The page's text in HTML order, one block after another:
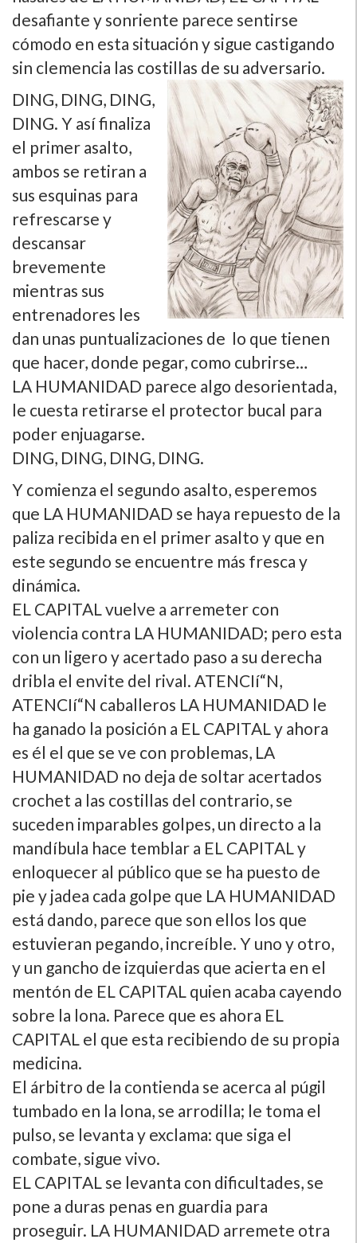
desafiante y sonriente parece sentirse
cómodo en esta situación y sigue castigando
sin clemencia las costillas de su adversario.
DING, DING, DING,
DING. Y así­ finaliza
el primer asalto,
ambos se retiran a
sus esquinas para
refrescarse y
descansar
brevemente
mientras sus
entrenadores les
dan unas puntualizaciones de lo que tienen
que hacer, donde pegar, como cubrirse…
LA HUMANIDAD parece algo desorientada,
le cuesta retirarse el protector bucal para
poder enjuagarse.
DING, DING, DING, DING.
Y comienza el segundo asalto, esperemos
que LA HUMANIDAD se haya repuesto de la
paliza recibida en el primer asalto y que en
este segundo se encuentre más fresca y
dinámica.
EL CAPITAL vuelve a arremeter con
violencia contra LA HUMANIDAD; pero esta
con un ligero y acertado paso a su derecha
dribla el envite del rival. ATENCIí“N,
ATENCIí“N caballeros LA HUMANIDAD le
ha ganado la posición a EL CAPITAL y ahora
es él el que se ve con problemas, LA
HUMANIDAD no deja de soltar acertados
crochet a las costillas del contrario, se
suceden imparables golpes, un directo a la
mandí­bula hace temblar a EL CAPITAL y
enloquecer al público que se ha puesto de
pie y jadea cada golpe que LA HUMANIDAD
está dando, parece que son ellos los que
estuvieran pegando, increí­ble. Y uno y otro,
y un gancho de izquierdas que acierta en el
mentón de EL CAPITAL quien acaba cayendo
sobre la lona. Parece que es ahora EL
CAPITAL el que esta recibiendo de su propia
medicina.
El árbitro de la contienda se acerca al púgil
tumbado en la lona, se arrodilla; le toma el
pulso, se levanta y exclama: que siga el
combate, sigue vivo.
EL CAPITAL se levanta con dificultades, se
pone a duras penas en guardia para
proseguir. LA HUMANIDAD arremete otra